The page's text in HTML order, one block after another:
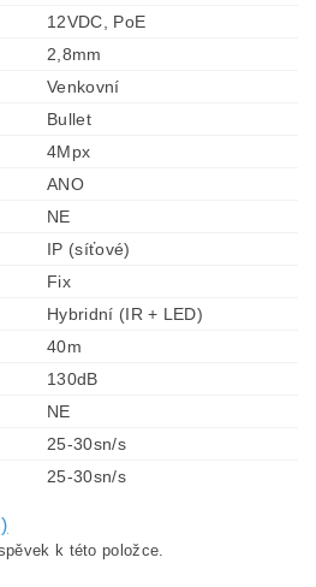
12VDC, PoE
2,8mm
Venkovní
Bullet
4Mpx
ANO
NE
IP (síťové)
Fix
Hybridní (IR + LED)
40m
130dB
NE
25-30sn/s
25-30sn/s
k této položce.